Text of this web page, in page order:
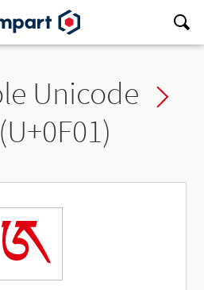
Unicode
༁